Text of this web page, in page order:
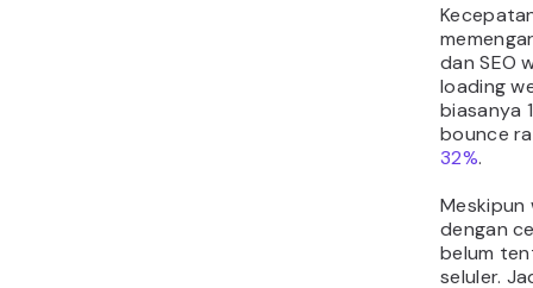
dan SEO
loading
biasanya
bounce
32%.
dengan
belum
seluler.